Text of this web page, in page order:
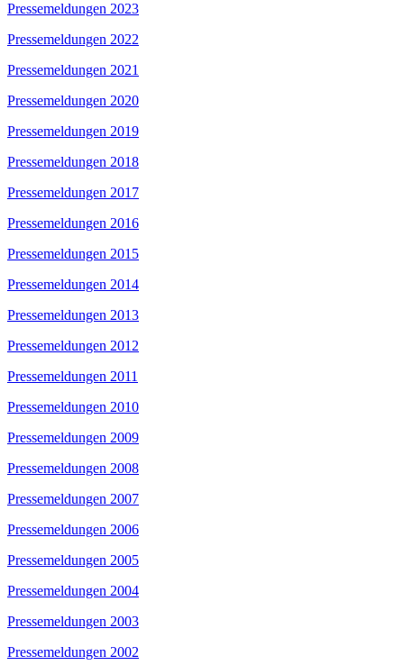
Pressemeldungen 2023
Pressemeldungen 2022
Pressemeldungen 2021
Pressemeldungen 2020
Pressemeldungen 2019
Pressemeldungen 2018
Pressemeldungen 2017
Pressemeldungen 2016
Pressemeldungen 2015
Pressemeldungen 2014
Pressemeldungen 2013
Pressemeldungen 2012
Pressemeldungen 2011
Pressemeldungen 2010
Pressemeldungen 2009
Pressemeldungen 2008
Pressemeldungen 2007
Pressemeldungen 2006
Pressemeldungen 2005
Pressemeldungen 2004
Pressemeldungen 2003
Pressemeldungen 2002